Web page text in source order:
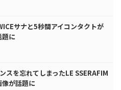
サナと5秒間アイコンタクトが
に
スを忘れてしまったLE SSERAFIM
が話題に